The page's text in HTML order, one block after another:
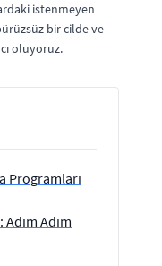
istenmeyen
bir cilde ve
oluyoruz.
Programları
Adım Adım